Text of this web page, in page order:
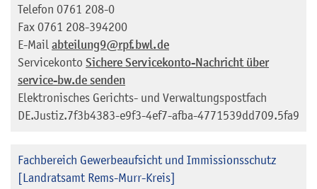
Telefon 0761 208-0
Fax 0761 208-394200
E-Mail abteilung9@rpf.bwl.de
Servicekonto Sichere Servicekonto-Nachricht über
service-bw.de senden
Elektronisches Gerichts- und Verwaltungspostfach
DE.Justiz.7f3b4383-e9f3-4ef7-afba-4771539dd709.5fa9
Fachbereich Gewerbeaufsicht und Immissionsschutz
[Landratsamt Rems-Murr-Kreis]